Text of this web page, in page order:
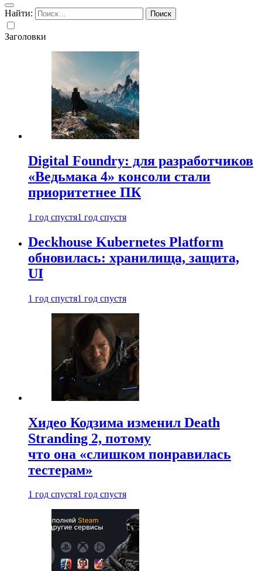
Найти:
Заголовки
Digital Foundry: для разработчиков
«Ведьмака 4» консоли стали
приоритетнее ПК
1 год спустя1 год спустя
Deckhouse Kubernetes Platform
обновилась: хранилища, защита,
UI
1 год спустя1 год спустя
Хидео Кодзима изменил Death
Stranding 2, потому
что она «слишком понравилась
тестерам»
1 год спустя1 год спустя